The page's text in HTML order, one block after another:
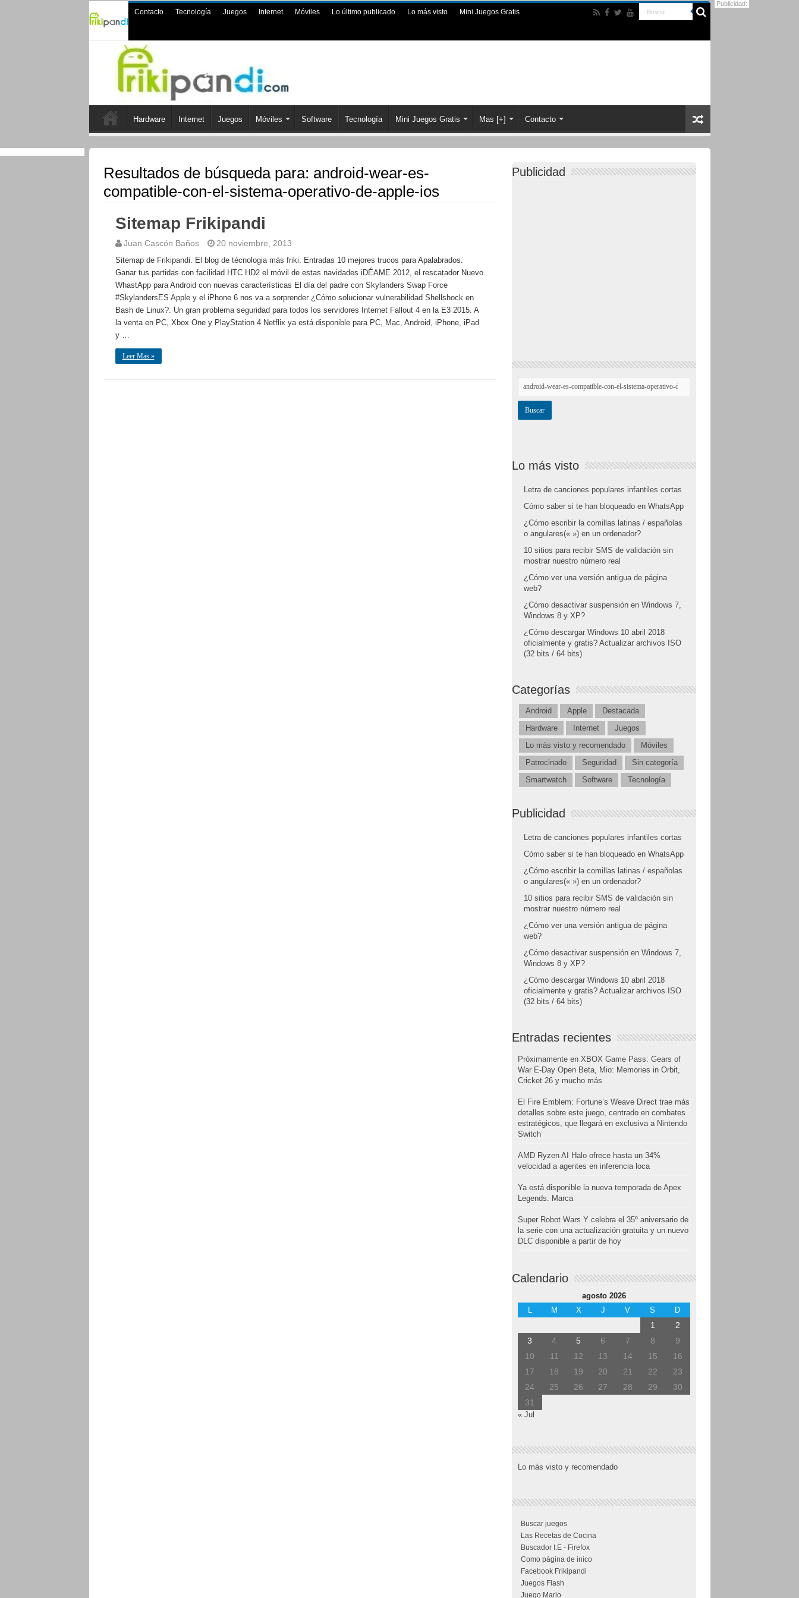
Contacto Tecnología Juegos Internet Móviles Lo último publicado Lo más visto Mini Juegos Gratis
Hardware Internet Juegos Móviles Software Tecnología Mini Juegos Gratis Mas [+] Contacto
Resultados de búsqueda para: android-wear-es-
compatible-con-el-sistema-operativo-de-apple-ios
Sitemap Frikipandi
Juan Cascón Baños 20 noviembre, 2013
Sitemap de Frikipandi. El blog de técnologia más friki. Entradas 10 mejores trucos para Apalabrados.
Ganar tus partidas con facilidad HTC HD2 el móvil de estas navidades iDÉAME 2012, el rescatador Nuevo
WhastApp para Android con nuevas características El día del padre con Skylanders Swap Force
#SkylandersES Apple y el iPhone 6 nos va a sorprender ¿Cómo solucionar vulnerabilidad Shellshock en
Bash de Linux?. Un gran problema seguridad para todos los servidores Internet Fallout 4 en la E3 2015. A
la venta en PC, Xbox One y PlayStation 4 Netflix ya está disponible para PC, Mac, Android, iPhone, iPad
y …
Leer Mas »
Publicidad
Lo más visto
Letra de canciones populares infantiles cortas
Cómo saber si te han bloqueado en WhatsApp
¿Cómo escribir la comillas latinas / españolas
o angulares(« ») en un ordenador?
10 sitios para recibir SMS de validación sin
mostrar nuestro número real
¿Cómo ver una versión antigua de página
web?
¿Cómo desactivar suspensión en Windows 7,
Windows 8 y XP?
¿Cómo descargar Windows 10 abril 2018
oficialmente y gratis? Actualizar archivos ISO
(32 bits / 64 bits)
Categorías
Android Apple
Destacada
Hardware
Internet
Juegos
Lo más visto y recomendado
Móviles
Patrocinado
Seguridad
Sin categoría
Smartwatch
Software Tecnología
Publicidad
Letra de canciones populares infantiles cortas
Cómo saber si te han bloqueado en WhatsApp
¿Cómo escribir la comillas latinas / españolas
o angulares(« ») en un ordenador?
10 sitios para recibir SMS de validación sin
mostrar nuestro número real
¿Cómo ver una versión antigua de página
web?
¿Cómo desactivar suspensión en Windows 7,
Windows 8 y XP?
¿Cómo descargar Windows 10 abril 2018
oficialmente y gratis? Actualizar archivos ISO
(32 bits / 64 bits)
Entradas recientes
Próximamente en XBOX Game Pass: Gears of
War E-Day Open Beta, Mio: Memories in Orbit,
Cricket 26 y mucho más
El Fire Emblem: Fortune’s Weave Direct trae más
detalles sobre este juego, centrado en combates
estratégicos, que llegará en exclusiva a Nintendo
Switch
AMD Ryzen AI Halo ofrece hasta un 34%
velocidad a agentes en inferencia loca
Ya está disponible la nueva temporada de Apex
Legends: Marca
Super Robot Wars Y celebra el 35º aniversario de
la serie con una actualización gratuita y un nuevo
DLC disponible a partir de hoy
Calendario
agosto 2026
L
M X J V S D
1
2
3
4 5 6 7 8
9
10
11 12 13 14 15
16
17
18 19 20 21 22
23
24
25 26 27 28 29
30
31
« Jul
Lo más visto y recomendado
Buscar juegos
Las Recetas de Cocina
Buscador I.E - Firefox
Como página de inico
Facebook Frikipandi
Juegos Flash
Juego Mario
Publicidad: